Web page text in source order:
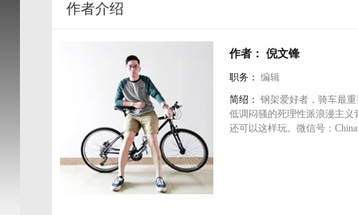
作者介绍
作者： 倪文锋
职务： 编辑
简绍： 钢架爱好者，骑车最
低调闷骚的死理性派浪漫主
还可以这样玩。微信号：